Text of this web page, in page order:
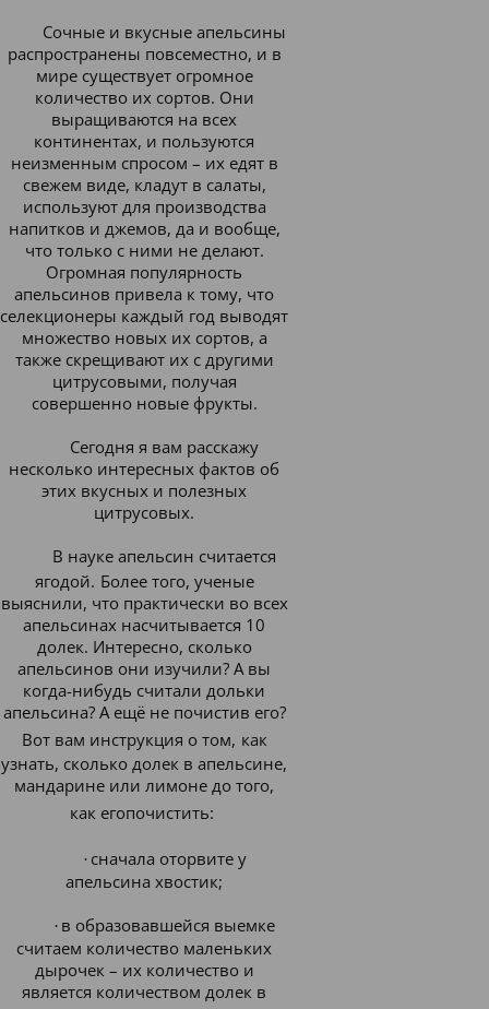
Сочные и вкусные апельсины
распространены повсеместно, и в
мире существует огромное
количество их сортов. Они
выращиваются на всех
континентах, и пользуются
неизменным спросом – их едят в
свежем виде, кладут в салаты,
используют для производства
напитков и джемов, да и вообще,
что только с ними не делают.
Огромная популярность
апельсинов привела к тому, что
селекционеры каждый год выводят
множество новых их сортов, а
также скрещивают их с другими
цитрусовыми, получая
совершенно новые фрукты.
Сегодня я вам расскажу
несколько интересных фактов об
этих вкусных и полезных
цитрусовых.
В науке апельсин считается
ягодой. Более того, ученые
выяснили, что практически во всех
апельсинах насчитывается 10
долек. Интересно, сколько
апельсинов они изучили? А вы
когда-нибудь считали дольки
апельсина? А ещё не почистив его?
Вот вам инструкция о том, как
узнать, сколько долек в апельсине,
мандарине или лимоне до того,
как егопочистить:
· сначала оторвите у
апельсина хвостик;
· в образовавшейся выемке
считаем количество маленьких
дырочек – их количество и
является количеством долек в